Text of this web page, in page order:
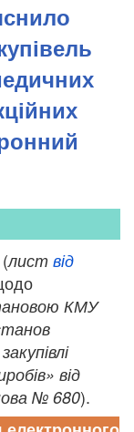
лист від
КМУ
від
№ 680).